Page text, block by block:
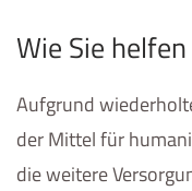
Wie Sie
Aufgrund
der Mittel für
die weitere